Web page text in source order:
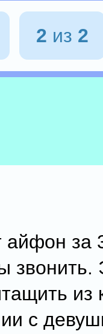
2 из 2
айфон за
звонить.
из
с